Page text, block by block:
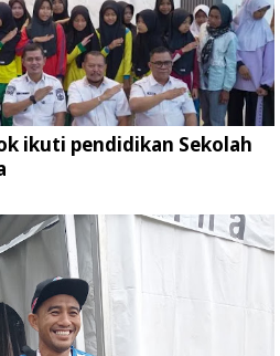
ikuti pendidikan Sekolah